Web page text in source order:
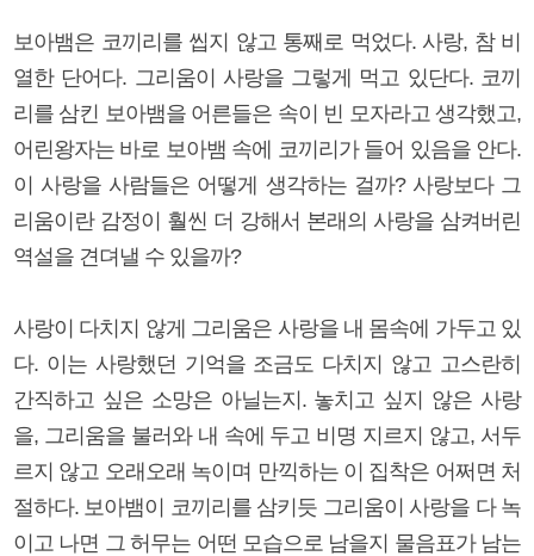
보아뱀은 코끼리를 씹지 않고 통째로 먹었다. 사랑, 참 비
열한 단어다. 그리움이 사랑을 그렇게 먹고 있단다. 코끼
리를 삼킨 보아뱀을 어른들은 속이 빈 모자라고 생각했고,
어린왕자는 바로 보아뱀 속에 코끼리가 들어 있음을 안다.
이 사랑을 사람들은 어떻게 생각하는 걸까? 사랑보다 그
리움이란 감정이 훨씬 더 강해서 본래의 사랑을 삼켜버린
역설을 견뎌낼 수 있을까?
사랑이 다치지 않게 그리움은 사랑을 내 몸속에 가두고 있
다. 이는 사랑했던 기억을 조금도 다치지 않고 고스란히
간직하고 싶은 소망은 아닐는지. 놓치고 싶지 않은 사랑
을, 그리움을 불러와 내 속에 두고 비명 지르지 않고, 서두
르지 않고 오래오래 녹이며 만끽하는 이 집착은 어쩌면 처
절하다. 보아뱀이 코끼리를 삼키듯 그리움이 사랑을 다 녹
이고 나면 그 허무는 어떤 모습으로 남을지 물음표가 남는